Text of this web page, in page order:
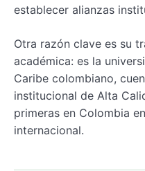
establecer alianzas
Otra razón clave es su
académica: es la
Caribe colombiano,
institucional de Alta
primeras en Colombia
internacional.